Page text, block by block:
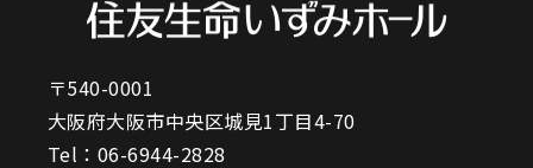
〒540-0001
大阪府大阪市中央区城見1丁目4-70
Tel： 06-6944-2828